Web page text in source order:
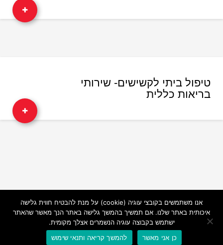
טיפול ביתי לקשישים- שירותי
בריאות כללית
CAREGIVERS.ORG.IL
© 2017 CAREGIVERS.ORG.IL All Rights reserveres. Designed by Dror
M.C.site by digital express marketing
אנו משתמשים בקובצי עוגיה (cookie) על מנת להבטיח חווית גלישה
איכותית באתר שלנו. אם תמשיך בהמשך גלישה באתר הנך מאשר שהאתר
ישתמש בקבוצה עוגיה הנשמרים אצלך מקומית.
כן אני מאשר
להמשך קריאה ותנאי שימוש